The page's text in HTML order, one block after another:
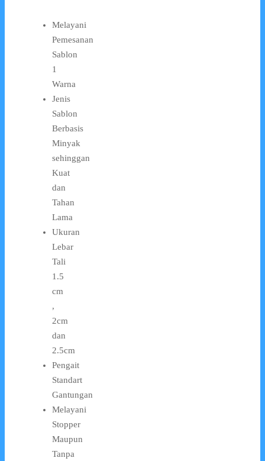
Melayani
Pemesanan
Sablon
1
Warna
Jenis
Sablon
Berbasis
Minyak
sehinggan
Kuat
dan
Tahan
Lama
Ukuran
Lebar
Tali
1.5
cm
,
2cm
dan
2.5cm
Pengait
Standart
Gantungan
Melayani
Stopper
Maupun
Tanpa